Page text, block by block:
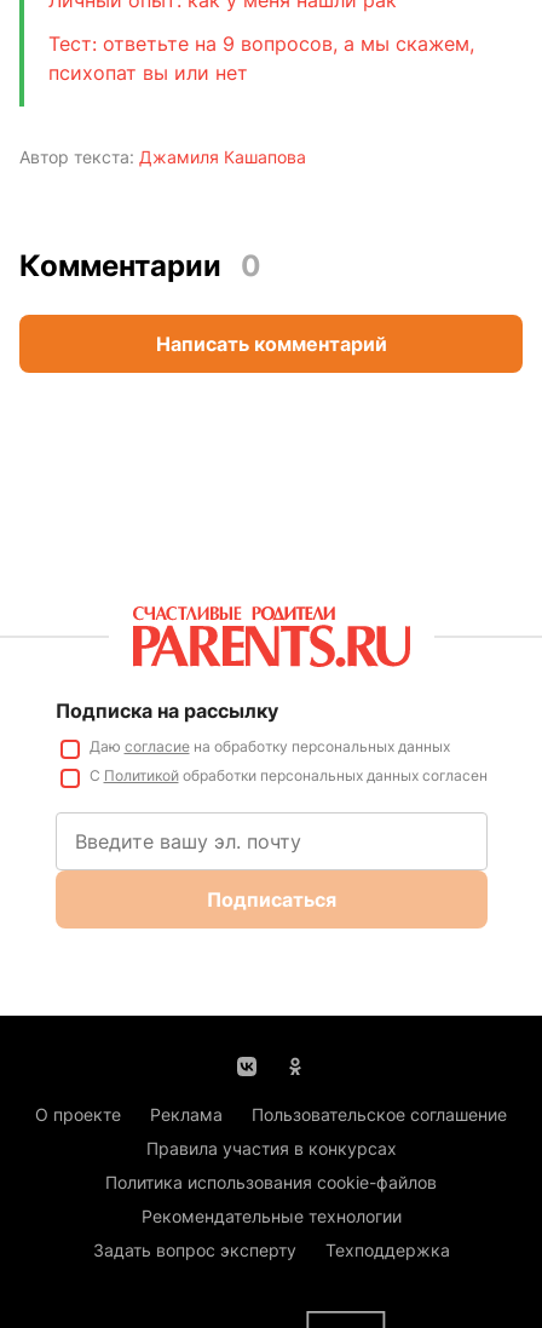
Тест: ответьте на 9 вопросов, а мы скажем,
психопат вы или нет
Автор текста: Джамиля Кашапова
Комментарии 0
Написать комментарий
Подписка на рассылку
Даю согласиена обработку персональных данных
С Политикойобработки персональных данных согласен
Подписаться
О проекте Реклама
Пользовательское соглашение
Правила участия в конкурсах
Политика использования cookie-файлов
Рекомендательные технологии
Задать вопрос эксперту
Техподдержка